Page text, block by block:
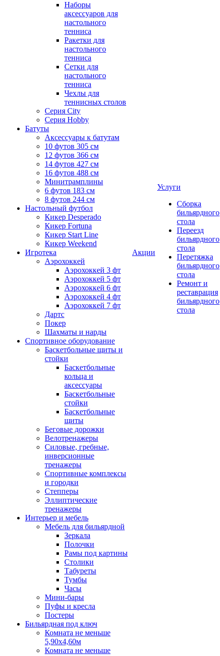
Наборы
аксессуаров для
настольного
тенниса
Ракетки для
настольного
тенниса
Сетки для
настольного
тенниса
Чехлы для
теннисных столов
Серия City
Серия Hobby
Батуты
Аксессуары к батутам
10 футов 305 см
12 футов 366 см
14 футов 427 см
16 футов 488 см
Минитрамплины
6 футов 183 см
8 футов 244 см
Настольный футбол
Кикер Desperado
Кикер Fortuna
Кикер Start Line
Кикер Weekend
Игротека
Аэрохоккей
Аэрохоккей 3 фт
Аэрохоккей 5 фт
Аэрохоккей 6 фт
Аэрохоккей 4 фт
Аэрохоккей 7 фт
Дартс
Покер
Шахматы и нарды
Спортивное оборудование
Баскетбольные щиты и
стойки
Баскетбольные
кольца и
аксессуары
Баскетбольные
стойки
Баскетбольные
щиты
Беговые дорожки
Велотренажеры
Силовые, гребные,
инверсионные
тренажеры
Спортивные комплексы
и городки
Степперы
Эллиптические
тренажеры
Интерьер и мебель
Мебель для бильярдной
Зеркала
Полочки
Рамы под картины
Столики
Табуреты
Тумбы
Часы
Мини-бары
Пуфы и кресла
Постеры
Бильярдная под ключ
Комната не меньше
5,90х4,60м
Комната не меньше
Акции
Услуги
Сборка
бильярдного
стола
Переезд
бильярдного
стола
Перетяжка
бильярдного
стола
Ремонт и
реставрация
бильярдного
стола